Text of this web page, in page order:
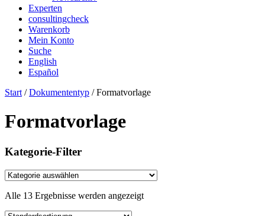
Experten
consultingcheck
Warenkorb
Mein Konto
Suche
English
Español
Start /Dokumententyp / Formatvorlage
Formatvorlage
Kategorie-Filter
Alle 13 Ergebnisse werden angezeigt